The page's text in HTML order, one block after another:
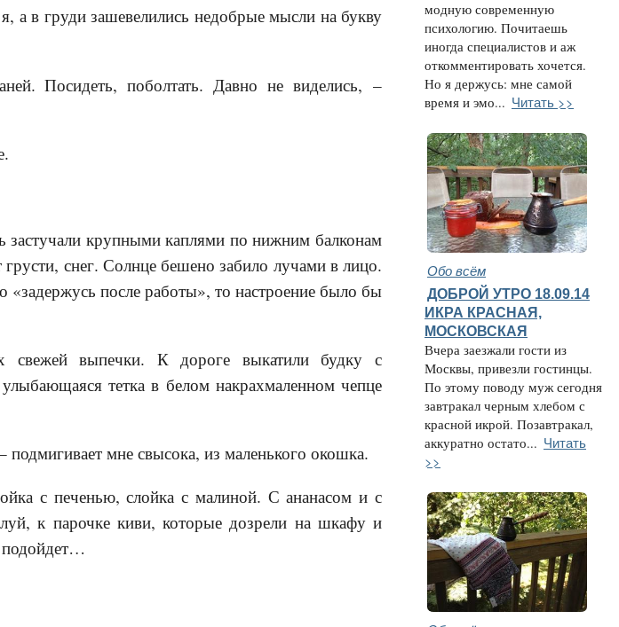
а в груди зашевелились недобрые мысли на букву
Посидеть, поболтать. Давно не виделись, –
застучали крупными каплями по нижним балконам
грусти, снег. Солнце бешено забило лучами в лицо.
после работы», то настроение было бы
свежей выпечки. К дороге выкатили будку с
тетка в белом накрахмаленном чепце
мне свысока, из маленького окошка.
с печенью, слойка с малиной. С ананасом и с
к парочке киви, которые дозрели на шкафу и
подойдет…
модную современную
психологию. Почитаешь
иногда специалистов и аж
откомментировать хочется.
Но я держусь: мне самой
время и эмо... Читать >>
Обо всём
ДОБРОЙ УТРО 18.09.14
ИКРА КРАСНАЯ,
МОСКОВСКАЯ
Вчера заезжали гости из
Москвы, привезли гостинцы.
По этому поводу муж сегодня
завтракал черным хлебом с
красной икрой. Позавтракал,
аккуратно остато... Читать
>>